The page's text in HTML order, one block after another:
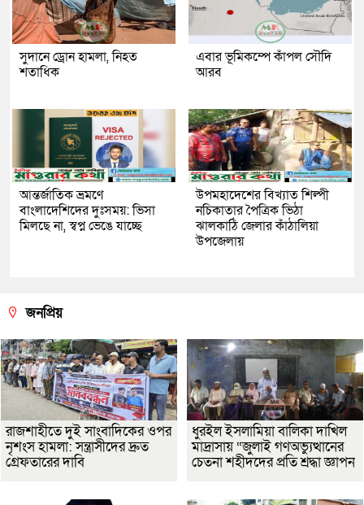
সুদানে ড্রোন হামলা, নিহত
শতাধিক
এবার ভূমিকম্পে কাঁপল সৌদি
আরব
আন্তর্জাতিক ভ্রমণে
বাংলাদেশিদের দুঃসময়: ভিসা
মিলছে না, স্বপ্ন ভেঙে যাচ্ছে
উপমহাদেশের বিখ্যাত শিল্পী
নচিকাতার পৈত্রিক ভিঠা
ঝালকাঠি জেলার কাঁঠালিয়া
উপজেলায়
জনপ্রিয়
রাজশাহীতে দুই সাংবাদিকের ওপর
নৃশংস হামলা: সন্ত্রাসীদের দ্রুত
গ্রেফতারের দাবি
ধুরইল ইসলামিয়া বালিকা দাখিল
মাদ্রাসায় “জুলাই গণঅভ্যুত্থানের
চেতনা শহীদদের প্রতি শ্রদ্ধা জ্ঞাপন